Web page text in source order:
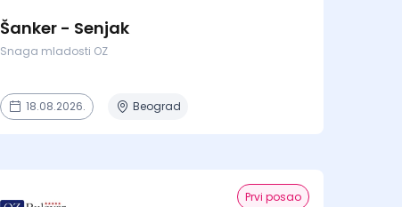
Šanker - Senjak
Snaga mladosti OZ
18.08.2026. Beograd
Prvi posao